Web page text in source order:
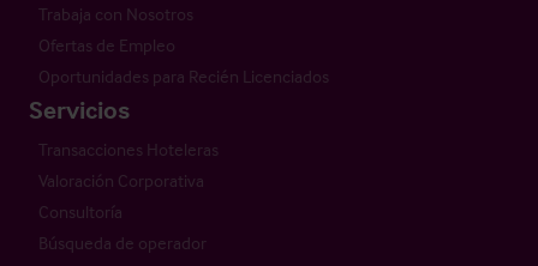
Trabaja con Nosotros
Ofertas de Empleo
Oportunidades para Recién Licenciados
Servicios
Transacciones Hoteleras
Valoración Corporativa
Consultoría
Búsqueda de operador